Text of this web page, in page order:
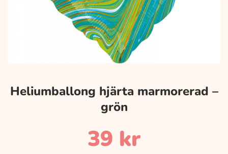
Heliumballong hjärta marmorerad –
grön
39 kr